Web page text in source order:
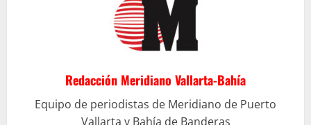
Redacción Meridiano Vallarta-Bahía
Equipo de periodistas de Meridiano de Puerto
Vallarta y Bahía de Banderas